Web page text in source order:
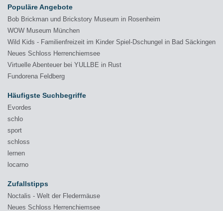
Populäre Angebote
Bob Brickman und Brickstory Museum in Rosenheim
WOW Museum München
Wild Kids - Familienfreizeit im Kinder Spiel-Dschungel in Bad Säckingen
Neues Schloss Herrenchiemsee
Virtuelle Abenteuer bei YULLBE in Rust
Fundorena Feldberg
Häufigste Suchbegriffe
Evordes
schlo
sport
schloss
lernen
locarno
Zufallstipps
Noctalis - Welt der Fledermäuse
Neues Schloss Herrenchiemsee